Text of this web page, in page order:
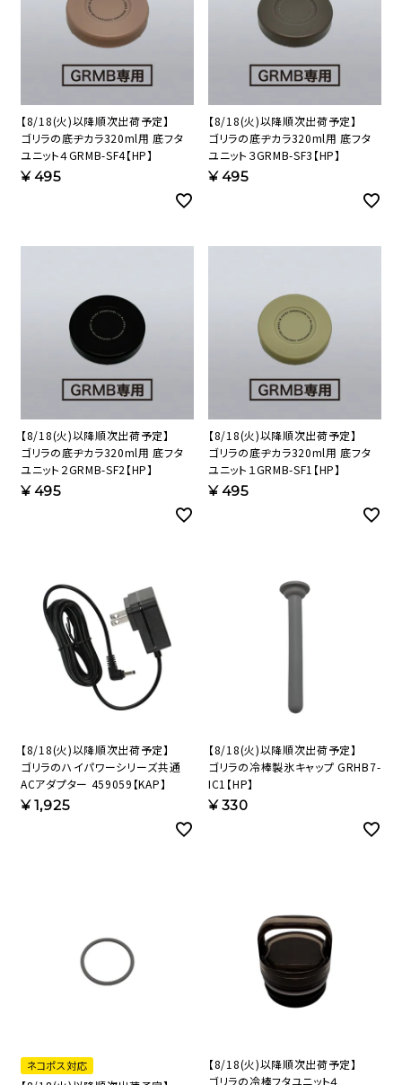
【8/18(火)以降順次出荷予定】
ゴリラの底ヂカラ320ml用 底フタ
ユニット４GRMB-SF4【HP】
¥495
【8/18(火)以降順次出荷予定】
ゴリラの底ヂカラ320ml用 底フタ
ユニット３GRMB-SF3【HP】
¥495
【8/18(火)以降順次出荷予定】
ゴリラの底ヂカラ320ml用 底フタ
ユニット２GRMB-SF2【HP】
¥495
【8/18(火)以降順次出荷予定】
ゴリラの底ヂカラ320ml用 底フタ
ユニット１GRMB-SF1【HP】
¥495
【8/18(火)以降順次出荷予定】
ゴリラのハイパワーシリーズ共通
ACアダプター 459059【KAP】
¥1,925
【8/18(火)以降順次出荷予定】
ゴリラの冷棒製氷キャップ GRHB7-
IC1【HP】
¥330
ネコポス対応
【8/18(火)以降順次出荷予定】
ゴリラの冷棒フタユニット４